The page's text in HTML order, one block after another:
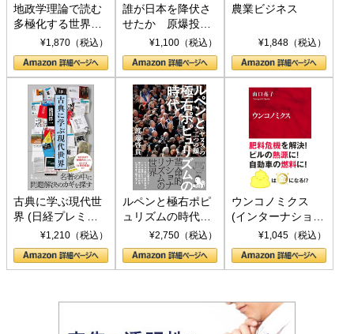
地政学理論で読む
多極化する世界：
トランプとBRICS
の挑戦
¥1,870（税込）
誰が日本を降伏さ
せたか 原爆投
下、ソ連参戦、そ
して聖断 (PHP新
書)
¥1,100（税込）
農業ビジネス
¥1,848（税込）
古典に学ぶ現代世
界 (日経プレミア
シリーズ)¥1,210（税込）
ルペンと極右ポピ
ュリズムの時代：
〈ヤヌス〉の二つ
の顔
¥2,750（税込）
ウンコノミクス
(インターナショナ
ル新書)¥1,045（税込）